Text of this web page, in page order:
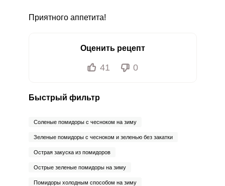
Приятного аппетита!
Оценить рецепт
41 0
Быстрый фильтр
Соленые помидоры с чесноком на зиму
Зеленые помидоры с чесноком и зеленью без закатки
Острая закуска из помидоров
Острые зеленые помидоры на зиму
Помидоры холодным способом на зиму